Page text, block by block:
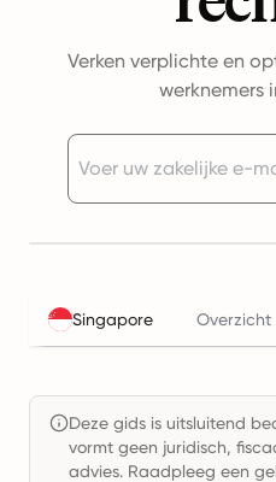
Verken verplichte en
werknemers
Singapore Overzicht
Deze gids is uitsluitend
vormt geen juridisch,
advies. Raadpleeg een